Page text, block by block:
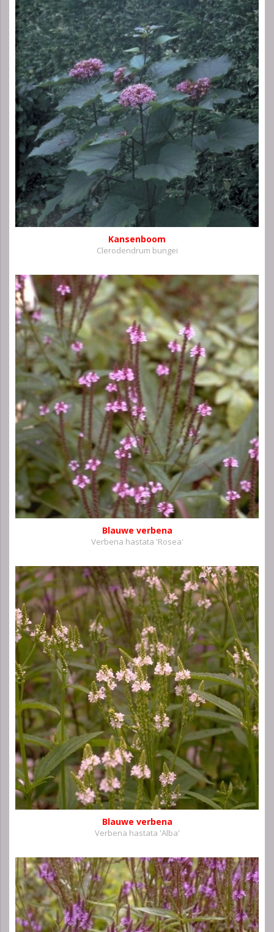
Kansenboom
Clerodendrum bungei
Blauwe verbena
Verbena hastata 'Rosea'
Blauwe verbena
Verbena hastata 'Alba'